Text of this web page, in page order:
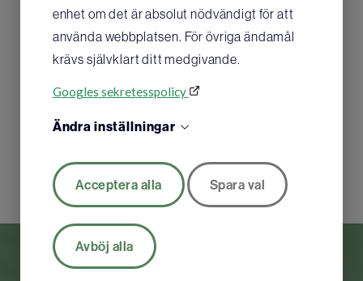
enhet om det är absolut nödvändigt för att
använda webbplatsen. För övriga ändamål
krävs självklart ditt medgivande.
Googles sekretesspolicy
Ändra inställningar
Acceptera alla Spara val
Avböj alla